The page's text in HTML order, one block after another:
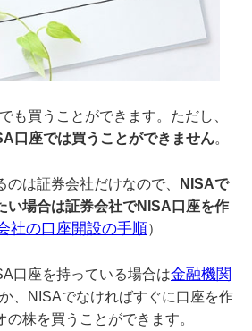
も買うことができます。ただし、
口座では買うことができません。
は証券会社だけなので、
NISAで
い場合は証券会社でNISA口座を作
社の口座開設の手順）
口座を持っている場合は金融機関
、NISAでなければすぐに口座を作
株を買うことができます。